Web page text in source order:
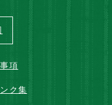
項
ク集